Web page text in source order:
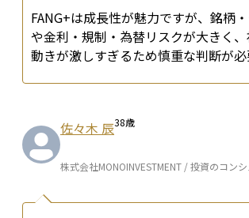
FANG+は成長性が魅力ですが、銘柄
や金利・規制・為替リスクが大きく
動きが激しすぎるため慎重な判断が必
佐々木 辰38歳
株式会社MONOINVESTMENT / 投資のコン